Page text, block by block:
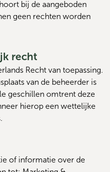
bij de aangeboden
geen rechten worden
recht
Recht van toepassing.
van de beheerder is
geschillen omtrent deze
hierop een wettelijke
of informatie over de